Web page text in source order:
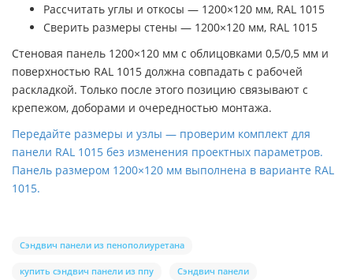
Рассчитать углы и откосы — 1200×120 мм, RAL 1015
Сверить размеры стены — 1200×120 мм, RAL 1015
Стеновая панель 1200×120 мм с облицовками 0,5/0,5 мм и
поверхностью RAL 1015 должна совпадать с рабочей
раскладкой. Только после этого позицию связывают с
крепежом, доборами и очередностью монтажа.
Передайте размеры и узлы — проверим комплект для
панели RAL 1015 без изменения проектных параметров.
Панель размером 1200×120 мм выполнена в варианте RAL
1015.
Сэндвич панели из пенополиуретана
купить сэндвич панели из ппу Сэндвич панели